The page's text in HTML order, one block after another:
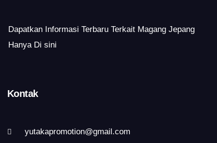
Dapatkan Informasi Terbaru Terkait Magang Jepang
Hanya Di sini
Kontak
yutakapromotion@gmail.com